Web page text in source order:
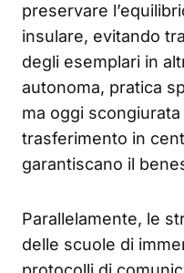
preservare
insulare, evitando
degli esemplari in
autonoma, pratica
ma oggi
trasferimento in
garantiscano il
Parallelamente, le
delle scuole di